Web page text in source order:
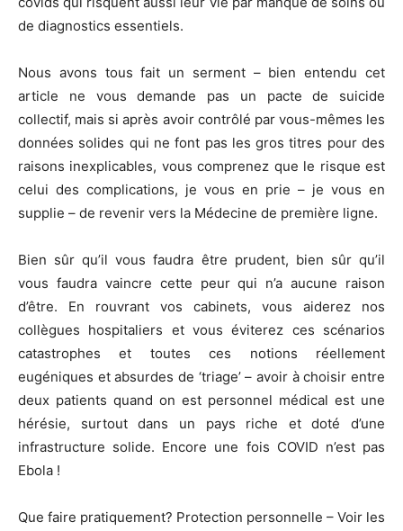
de diagnostics essentiels.
Nous avons tous fait un serment – bien entendu cet
article ne vous demande pas un pacte de suicide
collectif, mais si après avoir contrôlé par vous-mêmes les
données solides qui ne font pas les gros titres pour des
raisons inexplicables, vous comprenez que le risque est
celui des complications, je vous en prie – je vous en
supplie – de revenir vers la Médecine de première ligne.
Bien sûr qu’il vous faudra être prudent, bien sûr qu’il
vous faudra vaincre cette peur qui n’a aucune raison
d’être. En rouvrant vos cabinets, vous aiderez nos
collègues hospitaliers et vous éviterez ces scénarios
catastrophes et toutes ces notions réellement
eugéniques et absurdes de ‘triage’ – avoir à choisir entre
deux patients quand on est personnel médical est une
hérésie, surtout dans un pays riche et doté d’une
infrastructure solide. Encore une fois COVID n’est pas
Ebola !
Que faire pratiquement? Protection personnelle – Voir les